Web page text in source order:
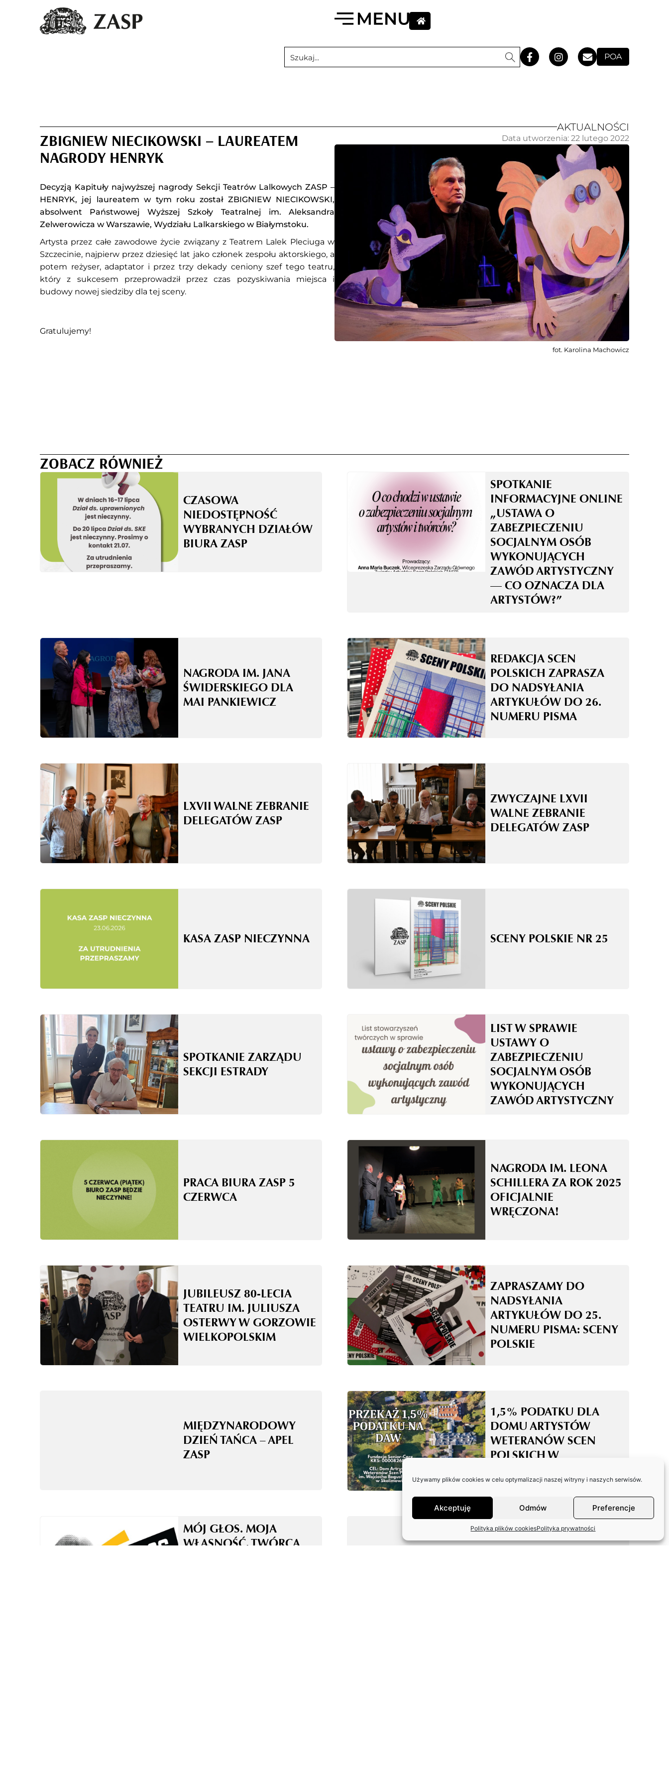
Używamy plików cookies w celu optymalizacji naszej witryny i naszych serwisów.
Akceptuję Odmów Preferencje
Polityka plików cookiesPolityka prywatności
POA
AKTUALNOŚCI
ZBIGNIEW NIECIKOWSKI – LAUREATEM
NAGRODY HENRYK
Decyzją Kapituły najwyższej nagrody Sekcji Teatrów Lalkowych ZASP –
HENRYK, jej laureatem w tym roku został ZBIGNIEW NIECIKOWSKI,
absolwent Państwowej Wyższej Szkoły Teatralnej im. Aleksandra
Zelwerowicza w Warszawie, Wydziału Lalkarskiego w Białymstoku.
Artysta przez całe zawodowe życie związany z Teatrem Lalek Pleciuga w
Szczecinie, najpierw przez dziesięć lat jako członek zespołu aktorskiego, a
potem reżyser, adaptator i przez trzy dekady ceniony szef tego teatru,
który z sukcesem przeprowadził przez czas pozyskiwania miejsca i
budowy nowej siedziby dla tej sceny.
Gratulujemy!
Data utworzenia: 22 lutego 2022
fot. Karolina Machowicz
ZOBACZ RÓWNIEŻ
CZASOWA
NIEDOSTĘPNOŚĆ
WYBRANYCH DZIAŁÓW
BIURA ZASP
SPOTKANIE
INFORMACYJNE ONLINE
„USTAWA O
ZABEZPIECZENIU
SOCJALNYM OSÓB
WYKONUJĄCYCH
ZAWÓD ARTYSTYCZNY
— CO OZNACZA DLA
ARTYSTÓW?”
NAGRODA IM. JANA
ŚWIDERSKIEGO DLA
MAI PANKIEWICZ
REDAKCJA SCEN
POLSKICH ZAPRASZA
DO NADSYŁANIA
ARTYKUŁÓW DO 26.
NUMERU PISMA
LXVII WALNE ZEBRANIE
DELEGATÓW ZASP
ZWYCZAJNE LXVII
WALNE ZEBRANIE
DELEGATÓW ZASP
KASA ZASP NIECZYNNA SCENY POLSKIE NR 25
SPOTKANIE ZARZĄDU
SEKCJI ESTRADY
LIST W SPRAWIE
USTAWY O
ZABEZPIECZENIU
SOCJALNYM OSÓB
WYKONUJĄCYCH
ZAWÓD ARTYSTYCZNY
PRACA BIURA ZASP 5
CZERWCA
NAGRODA IM. LEONA
SCHILLERA ZA ROK 2025
OFICJALNIE
WRĘCZONA!
JUBILEUSZ 80-LECIA
TEATRU IM. JULIUSZA
OSTERWY W GORZOWIE
WIELKOPOLSKIM
ZAPRASZAMY DO
NADSYŁANIA
ARTYKUŁÓW DO 25.
NUMERU PISMA: SCENY
POLSKIE
MIĘDZYNARODOWY
DZIEŃ TAŃCA – APEL
ZASP
1,5% PODATKU DLA
DOMU ARTYSTÓW
WETERANÓW SCEN
POLSKICH W
MÓJ GŁOS. MOJA
WŁASNOŚĆ. TWÓRCA
ODPOWIEDŹ ZASP W